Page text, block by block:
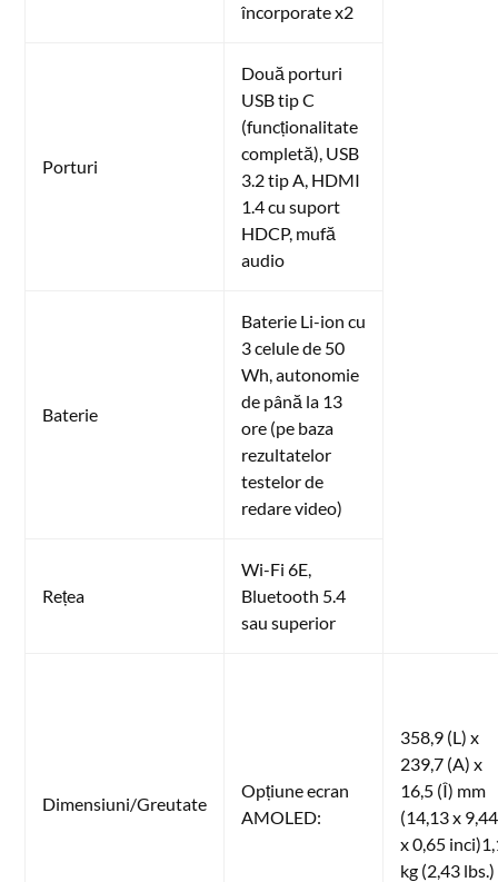
încorporate x2
Porturi
Două porturi
USB tip C
(funcționalitate
completă), USB
3.2 tip A, HDMI
1.4 cu suport
HDCP, mufă
audio
Baterie
Baterie Li-ion cu
3 celule de 50
Wh, autonomie
de până la 13
ore (pe baza
rezultatelor
testelor de
redare video)
Rețea
Wi-Fi 6E,
Bluetooth 5.4
sau superior
Dimensiuni/Greutate
Opțiune ecran
AMOLED:
358,9 (L) x
239,7 (A) x
16,5 (Î) mm
(14,13 x 9,44
x 0,65
kg (2,43 lbs.)